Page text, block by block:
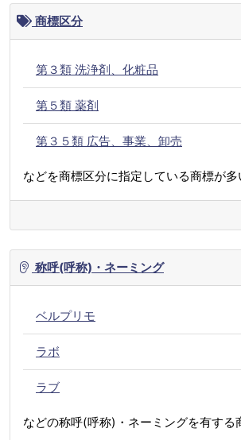
商標区分
第３類 洗浄剤、化粧品
第５類 薬剤
第３５類 広告、事業、卸売
などを商標区分に指定している商標が多
称呼(呼称)・ネーミング
ベルプリモ
ラボ
ラブ
などの称呼(呼称)・ネーミングを有する